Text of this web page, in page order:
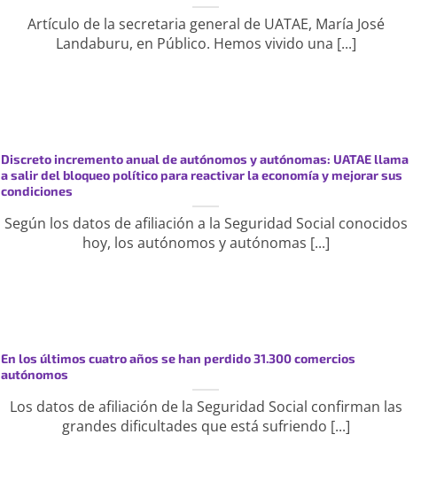
Artículo de la secretaria general de UATAE, María José
Landaburu, en Público. Hemos vivido una [...]
Discreto incremento anual de autónomos y autónomas: UATAE llama
a salir del bloqueo político para reactivar la economía y mejorar sus
condiciones
Según los datos de afiliación a la Seguridad Social conocidos
hoy, los autónomos y autónomas [...]
En los últimos cuatro años se han perdido 31.300 comercios
autónomos
Los datos de afiliación de la Seguridad Social confirman las
grandes dificultades que está sufriendo [...]